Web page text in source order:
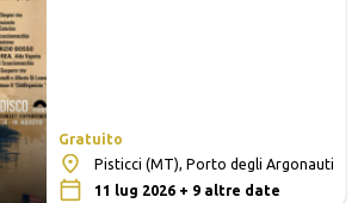
Gratuito
Pisticci (MT), Porto degli Argonauti
11 lug 2026 + 9 altre date